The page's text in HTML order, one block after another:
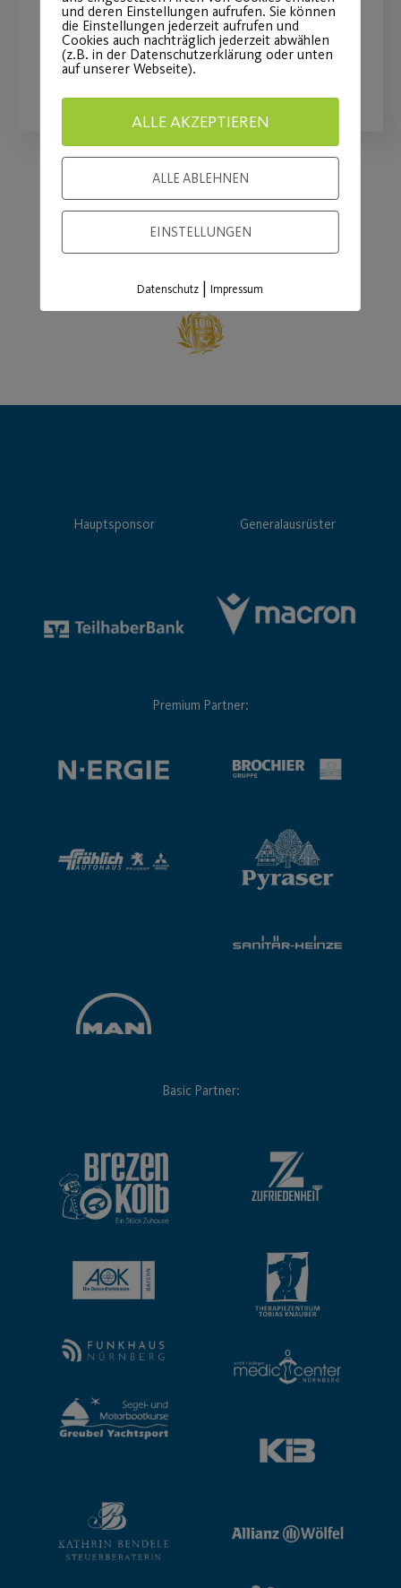
Frauenfußball
WEITERLESEN
Hauptsponsor Generalausrüster
Premium Partner:
Basic Partner:
und deren Einstellungen aufrufen. Sie können
die Einstellungen jederzeit aufrufen und
Cookies auch nachträglich jederzeit abwählen
(z.B. in der Datenschutzerklärung oder unten
auf unserer Webseite).
ALLE AKZEPTIEREN
ALLE ABLEHNEN
EINSTELLUNGEN
Datenschutz |Impressum